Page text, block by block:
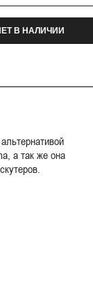
В НАЛИЧИИ
а так же она